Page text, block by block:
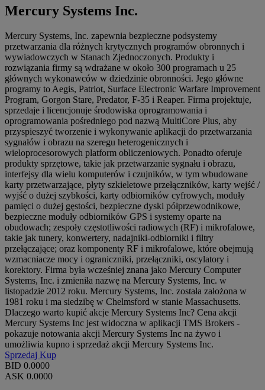
Mercury Systems Inc.
Mercury Systems, Inc. zapewnia bezpieczne podsystemy
przetwarzania dla różnych krytycznych programów obronnych i
wywiadowczych w Stanach Zjednoczonych. Produkty i
rozwiązania firmy są wdrażane w około 300 programach u 25
głównych wykonawców w dziedzinie obronności. Jego główne
programy to Aegis, Patriot, Surface Electronic Warfare Improvement
Program, Gorgon Stare, Predator, F-35 i Reaper. Firma projektuje,
sprzedaje i licencjonuje środowiska oprogramowania i
oprogramowania pośredniego pod nazwą MultiCore Plus, aby
przyspieszyć tworzenie i wykonywanie aplikacji do przetwarzania
sygnałów i obrazu na szeregu heterogenicznych i
wieloprocesorowych platform obliczeniowych. Ponadto oferuje
produkty sprzętowe, takie jak przetwarzanie sygnału i obrazu,
interfejsy dla wielu komputerów i czujników, w tym wbudowane
karty przetwarzające, płyty szkieletowe przełączników, karty wejść /
wyjść o dużej szybkości, karty odbiorników cyfrowych, moduły
pamięci o dużej gęstości, bezpieczne dyski półprzewodnikowe,
bezpieczne moduły odbiorników GPS i systemy oparte na
obudowach; zespoły częstotliwości radiowych (RF) i mikrofalowe,
takie jak tunery, konwertery, nadajniki-odbiorniki i filtry
przełączające; oraz komponenty RF i mikrofalowe, które obejmują
wzmacniacze mocy i ograniczniki, przełączniki, oscylatory i
korektory. Firma była wcześniej znana jako Mercury Computer
Systems, Inc. i zmieniła nazwę na Mercury Systems, Inc. w
listopadzie 2012 roku. Mercury Systems, Inc. została założona w
1981 roku i ma siedzibę w Chelmsford w stanie Massachusetts.
Dlaczego warto kupić akcje Mercury Systems Inc? Cena akcji
Mercury Systems Inc jest widoczna w aplikacji TMS Brokers -
pokazuje notowania akcji Mercury Systems Inc na żywo i
umożliwia kupno i sprzedaż akcji Mercury Systems Inc.
Sprzedaj Kup
BID 0.0000
ASK 0.0000